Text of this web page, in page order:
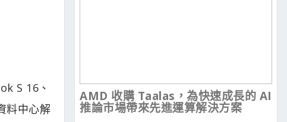
S 16、
料中心解
AMD 收購 Taalas，為快速成長的 AI
推論市場帶來先進運算解決方案